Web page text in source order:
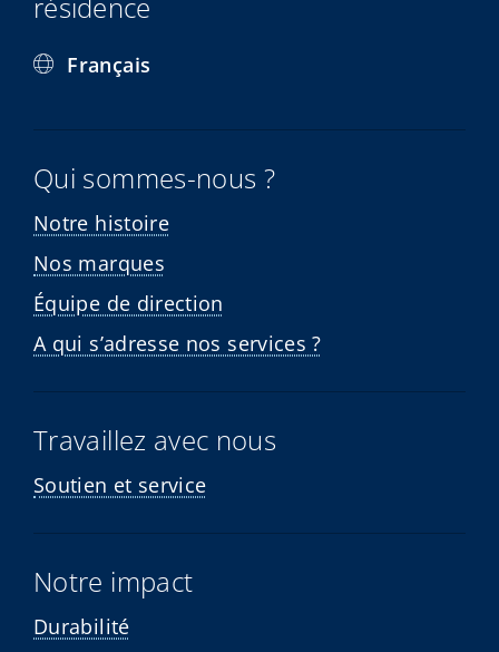
résidence
Français
Qui sommes-nous ?
Notre histoire
Nos marques
Équipe de direction
A qui s’adresse nos services ?
Travaillez avec nous
Soutien et service
Notre impact
Durabilité